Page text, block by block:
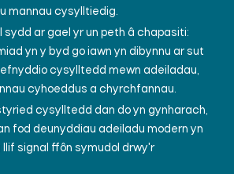
mannau cysylltiedig.
sydd ar gael yr un peth â chapasiti:
yn y byd go iawn yn dibynnu ar sut
cysylltedd mewn adeiladau,
cyhoeddus a chyrchfannau.
cysylltedd dan do yn gynharach,
fod deunyddiau adeiladu modern yn
signal ffôn symudol drwy'r